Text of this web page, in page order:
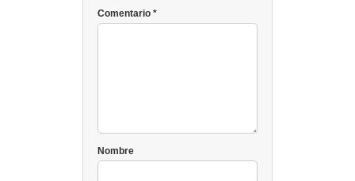
Comentario *
Nombre